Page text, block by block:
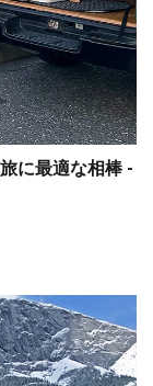
に最適な相棒 -